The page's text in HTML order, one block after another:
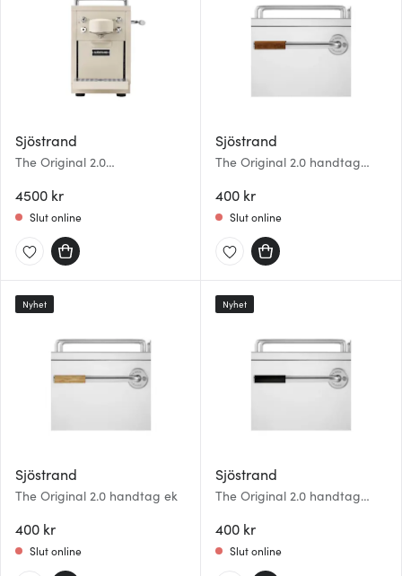
Sjöstrand
The Original 2.0
4500 kr
Slut online
Sjöstrand
The Original 2.0 handtag
400 kr
Slut online
Sjöstrand
The Original 2.0 handtag ek
400 kr
Nyhet
Slut online
Sjöstrand
The Original 2.0 handtag
400 kr
Nyhet
Slut online